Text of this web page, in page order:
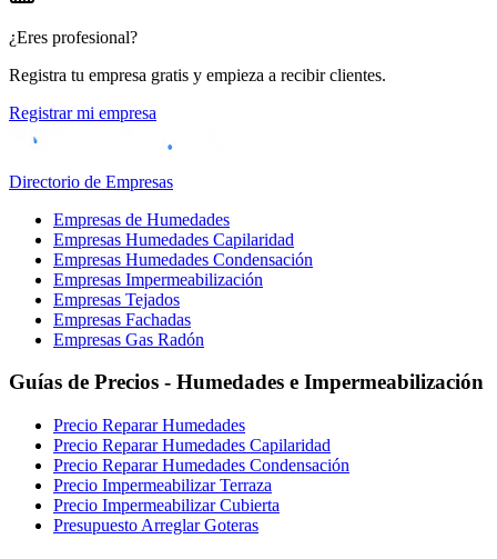
¿Eres profesional?
Registra tu empresa gratis y empieza a recibir clientes.
Registrar mi empresa
Directorio de Empresas
Empresas de Humedades
Empresas Humedades Capilaridad
Empresas Humedades Condensación
Empresas Impermeabilización
Empresas Tejados
Empresas Fachadas
Empresas Gas Radón
Guías de Precios - Humedades e Impermeabilización
Precio Reparar Humedades
Precio Reparar Humedades Capilaridad
Precio Reparar Humedades Condensación
Precio Impermeabilizar Terraza
Precio Impermeabilizar Cubierta
Presupuesto Arreglar Goteras